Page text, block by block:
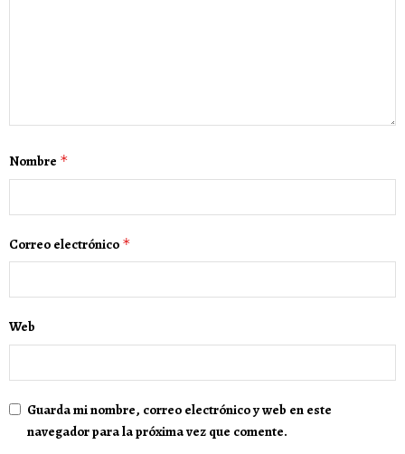
Nombre *
Correo electrónico *
Web
Guarda mi nombre, correo electrónico y web en este
navegador para la próxima vez que comente.